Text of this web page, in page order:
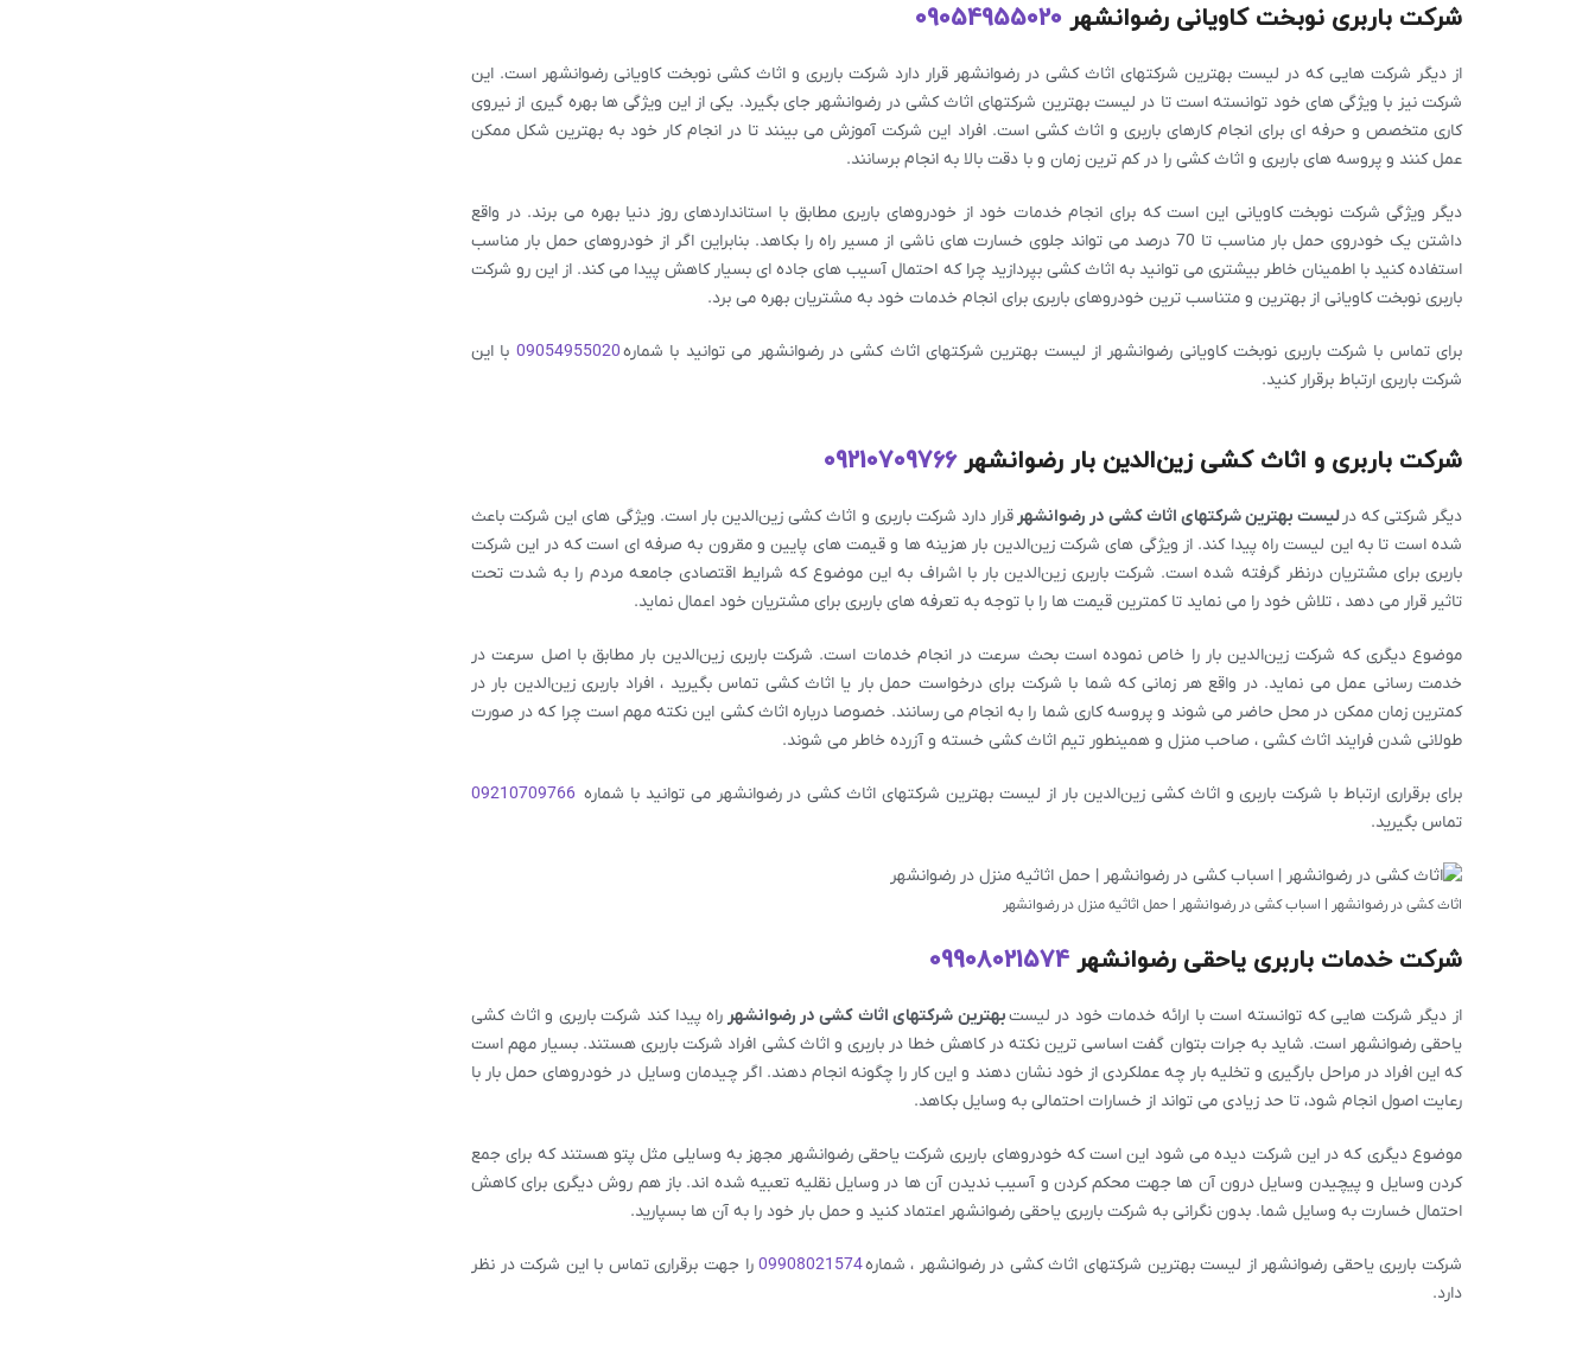
شرکت باربری نوبخت کاویانی رضوانشهر 09054955020
از دیگر شرکت هایی که در لیست بهترین شرکتهای اثاث کشی در رضوانشهر قرار دارد شرکت باربری و اثاث کشی نوبخت کاویانی رضوانشهر است. این
شرکت نیز با ویژگی های خود توانسته است تا در لیست بهترین شرکتهای اثاث کشی در رضوانشهر جای بگیرد. یکی از این ویژگی ها بهره گیری از نیروی
کاری متخصص و حرفه ای برای انجام کارهای باربری و اثاث کشی است. افراد این شرکت آموزش می بینند تا در انجام کار خود به بهترین شکل ممکن
عمل کنند و پروسه های باربری و اثاث کشی را در کم ترین زمان و با دقت بالا به انجام برسانند.
دیگر ویژگی شرکت نوبخت کاویانی این است که برای انجام خدمات خود از خودروهای باربری مطابق با استانداردهای روز دنیا بهره می برند. در واقع
داشتن یک خودروی حمل بار مناسب تا 70 درصد می تواند جلوی خسارت های ناشی از مسیر راه را بکاهد. بنابراین اگر از خودروهای حمل بار مناسب
استفاده کنید با اطمینان خاطر بیشتری می توانید به اثاث کشی بپردازید چرا که احتمال آسیب های جاده ای بسیار کاهش پیدا می کند. از این رو شرکت
باربری نوبخت کاویانی از بهترین و متناسب ترین خودروهای باربری برای انجام خدمات خود به مشتریان بهره می برد.
برای تماس با شرکت باربری نوبخت کاویانی رضوانشهر از لیست بهترین شرکتهای اثاث کشی در رضوانشهر می توانید با شماره09054955020 با این
شرکت باربری ارتباط برقرار کنید.
شرکت باربری و اثاث کشی زین‌الدین بار رضوانشهر09210709766
دیگر شرکتی که در لیست بهترین شرکتهای اثاث کشی در رضوانشهر قرار دارد شرکت باربری و اثاث کشی زین‌الدین بار است. ویژگی های این شرکت باعث
شده است تا به این لیست راه پیدا کند. از ویژگی های شرکت زین‌الدین بار هزینه ها و قیمت های پایین و مقرون به صرفه ای است که در این شرکت
باربری برای مشتریان درنظر گرفته شده است. شرکت باربری زین‌الدین بار با اشراف به این موضوع که شرایط اقتصادی جامعه مردم را به شدت تحت
تاثیر قرار می دهد ، تلاش خود را می نماید تا کمترین قیمت ها را با توجه به تعرفه های باربری برای مشتریان خود اعمال نماید.
موضوع دیگری که شرکت زین‌الدین بار را خاص نموده است بحث سرعت در انجام خدمات است. شرکت باربری زین‌الدین بار مطابق با اصل سرعت در
خدمت رسانی عمل می نماید. در واقع هر زمانی که شما با شرکت برای درخواست حمل بار یا اثاث کشی تماس بگیرید ، افراد باربری زین‌الدین بار در
کمترین زمان ممکن در محل حاضر می شوند و پروسه کاری شما را به انجام می رسانند. خصوصا درباره اثاث کشی این نکته مهم است چرا که در صورت
طولانی شدن فرایند اثاث کشی ، صاحب منزل و همینطور تیم اثاث کشی خسته و آزرده خاطر می شوند.
برای برقراری ارتباط با شرکت باربری و اثاث کشی زین‌الدین بار از لیست بهترین شرکتهای اثاث کشی در رضوانشهر می توانید با شماره 09210709766
تماس بگیرید.
اثاث کشی در رضوانشهر | اسباب کشی در رضوانشهر | حمل اثاثیه منزل در رضوانشهر
شرکت خدمات باربری یاحقی رضوانشهر 09908021574
از دیگر شرکت هایی که توانسته است با ارائه خدمات خود در لیستبهترین شرکتهای اثاث کشی در رضوانشهر راه پیدا کند شرکت باربری و اثاث کشی
یاحقی رضوانشهر است. شاید به جرات بتوان گفت اساسی ترین نکته در کاهش خطا در باربری و اثاث کشی افراد شرکت باربری هستند. بسیار مهم است
که این افراد در مراحل بارگیری و تخلیه بار چه عملکردی از خود نشان دهند و این کار را چگونه انجام دهند. اگر چیدمان وسایل در خودروهای حمل بار با
رعایت اصول انجام شود، تا حد زیادی می تواند از خسارات احتمالی به وسایل بکاهد.
موضوع دیگری که در این شرکت دیده می شود این است که خودروهای باربری شرکت یاحقی رضوانشهر مجهز به وسایلی مثل پتو هستند که برای جمع
کردن وسایل و پیچیدن وسایل درون آن ها جهت محکم کردن و آسیب ندیدن آن ها در وسایل نقلیه تعبیه شده اند. باز هم روش دیگری برای کاهش
احتمال خسارت به وسایل شما. بدون نگرانی به شرکت باربری یاحقی رضوانشهر اعتماد کنید و حمل بار خود را به آن ها بسپارید.
شرکت باربری یاحقی رضوانشهر از لیست بهترین شرکتهای اثاث کشی در رضوانشهر ، شماره09908021574را جهت برقراری تماس با این شرکت در نظر
دارد.